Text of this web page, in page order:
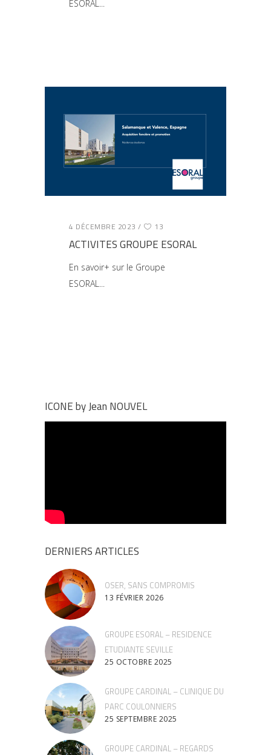
ESORAL
4 DÉCEMBRE 2023 13
ACTIVITES GROUPE ESORAL
En savoir+ sur le Groupe
ESORAL
ICONE by Jean NOUVEL
DERNIERS ARTICLES
OSER, SANS COMPROMIS
13 FÉVRIER 2026
GROUPE ESORAL – RESIDENCE
ETUDIANTE SEVILLE
25 OCTOBRE 2025
GROUPE CARDINAL – CLINIQUE DU
PARC COULONNIERS
25 SEPTEMBRE 2025
GROUPE CARDINAL – REGARDS